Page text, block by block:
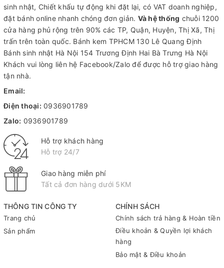
THÔNG TIN CÔNG TY
Trang chủ
Sản phẩm
CHÍNH SÁCH
Chính sách trả hàng & Hoàn tiền
Điều khoản & Quyền lợi khách
hàng
Bảo mật & Điều khoản
sinh nhật, Chiết khấu tự động khi đặt lại, có VAT doanh nghiệp,
đặt bánh online nhanh chóng đơn giản. Và hệ thống chuỗi 1200
cửa hàng phủ rộng trên 90% các TP, Quận, Huyện, Thị Xã, Thị
trấn trên toàn quốc. Bánh kem TPHCM130 Lê Quang Định
Bánh sinh nhật Hà Nội 154 Trương Định Hai Bà Trưng Hà Nội
Khách vui lòng liên hệ Facebook/Zalo để được hỗ trợ giao hàng
tận nhà.
Email:
Điện thoại: 0936901789
Zalo: 0936901789
Hỗ trợ khách hàng
Hỗ trợ 24/7
Giao hàng miễn phí
Tất cả đơn hàng dưới 5KM